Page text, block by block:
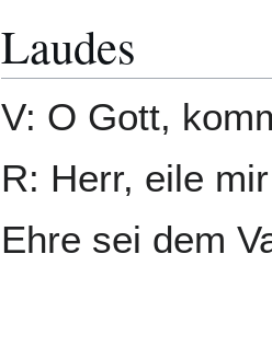
Laudes
V: O Gott,
R: Herr, eile
Ehre sei dem